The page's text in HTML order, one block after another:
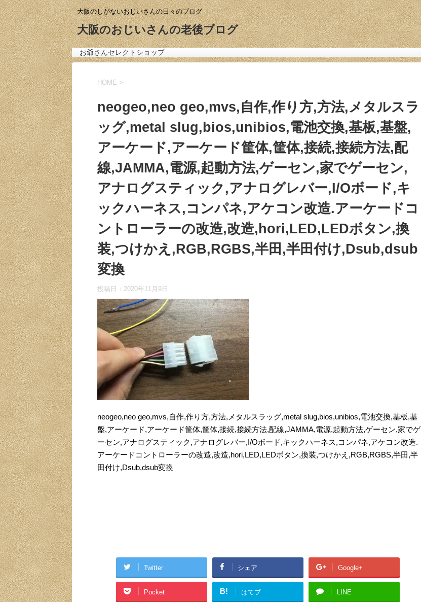
大阪のしがないおじいさんの日々のブログ
大阪のおじいさんの老後ブログ
お爺さんセレクトショップ
HOME >
neogeo,neo geo,mvs,自作,作り方,方法,メタルスラ
ッグ,metal slug,bios,unibios,電池交換,基板,基盤,
アーケード,アーケード筐体,筐体,接続,接続方法,配
線,JAMMA,電源,起動方法,ゲーセン,家でゲーセン,
アナログスティック,アナログレバー,I/Oボード,キ
ックハーネス,コンパネ,アケコン改造.アーケードコ
ントローラーの改造,改造,hori,LED,LEDボタン,換
装,つけかえ,RGB,RGBS,半田,半田付け,Dsub,dsub
変換
投稿日： 2020年11月9日
neogeo,neo geo,mvs,自作,作り方,方法,メタルスラッグ,metal slug,bios,unibios,電池交換,基板,基
盤,アーケード,アーケード筐体,筐体,接続,接続方法,配線,JAMMA,電源,起動方法,ゲーセン,家でゲ
ーセン,アナログスティック,アナログレバー,I/Oボード,キックハーネス,コンパネ,アケコン改造.
アーケードコントローラーの改造,改造,hori,LED,LEDボタン,換装,つけかえ,RGB,RGBS,半田,半
田付け,Dsub,dsub変換
Twitter シェア Google+
Pocket B! はてブ LINE